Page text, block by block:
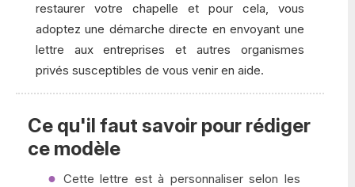
restaurer votre chapelle et pour cela, vous
adoptez une démarche directe en envoyant une
lettre aux entreprises et autres organismes
privés susceptibles de vous venir en aide.
Ce qu'il faut savoir pour rédiger
ce modèle
Cette lettre est à personnaliser selon les